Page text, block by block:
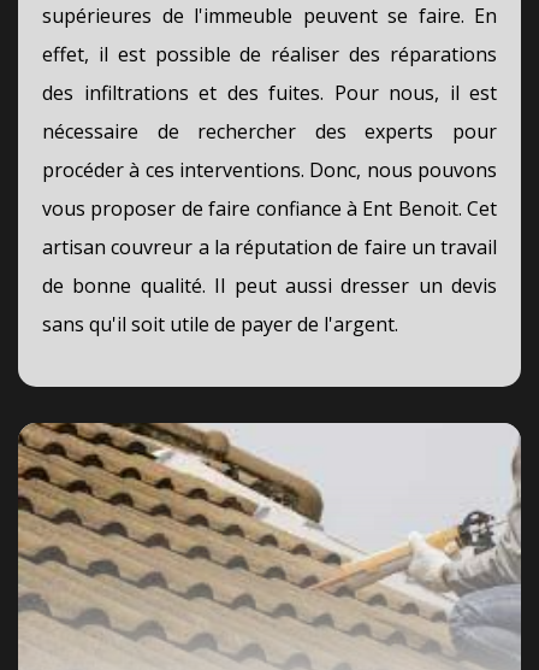
supérieures de l'immeuble peuvent se faire. En
effet, il est possible de réaliser des réparations
des infiltrations et des fuites. Pour nous, il est
nécessaire de rechercher des experts pour
procéder à ces interventions. Donc, nous pouvons
vous proposer de faire confiance à Ent Benoit. Cet
artisan couvreur a la réputation de faire un travail
de bonne qualité. Il peut aussi dresser un devis
sans qu'il soit utile de payer de l'argent.